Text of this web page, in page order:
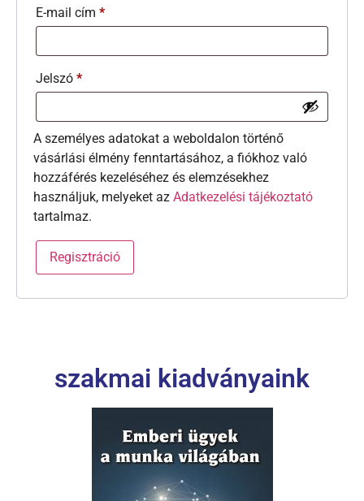
E-mail cím *
Jelszó *
A személyes adatokat a weboldalon történő
vásárlási élmény fenntartásához, a fiókhoz való
hozzáférés kezeléséhez és elemzésekhez
használjuk, melyeket az Adatkezelési tájékoztató
tartalmaz.
Regisztráció
szakmai kiadványaink